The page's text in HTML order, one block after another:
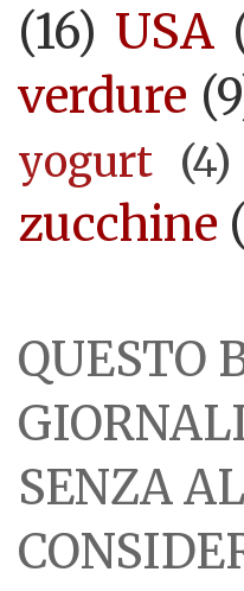
(16) USA
verdure
yogurt (4)
zucchine
QUESTO
SENZA